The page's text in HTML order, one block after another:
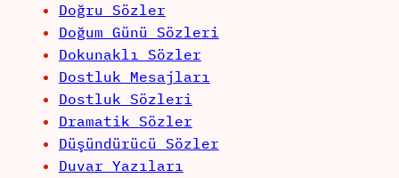
Doğru Sözler
Doğum Günü Sözleri
Dokunaklı Sözler
Dostluk Mesajları
Dostluk Sözleri
Dramatik Sözler
Düşündürücü Sözler
Duvar Yazıları